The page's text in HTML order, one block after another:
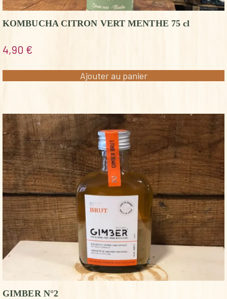
KOMBUCHA CITRON VERT MENTHE 75 cl
4,90 €
Ajouter au panier
GIMBER N°2